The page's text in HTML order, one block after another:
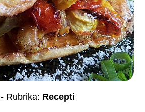
- Rubrika: Recepti